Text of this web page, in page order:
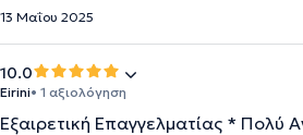
13 Μαΐου 2025
10.0
Eirini• 1 αξιολόγηση
Εξαιρετική Επαγγελματίας * Πολύ